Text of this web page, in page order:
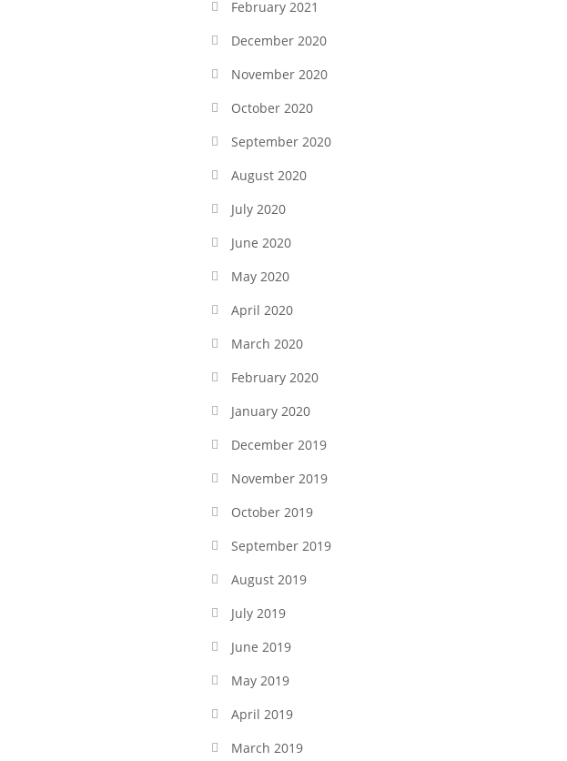
February 2021
December 2020
November 2020
October 2020
September 2020
August 2020
July 2020
June 2020
May 2020
April 2020
March 2020
February 2020
January 2020
December 2019
November 2019
October 2019
September 2019
August 2019
July 2019
June 2019
May 2019
April 2019
March 2019